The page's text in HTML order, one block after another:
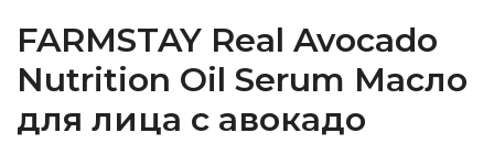
FARMSTAY Real Avocado
Nutrition Oil Serum Масло
для лица с авокадо